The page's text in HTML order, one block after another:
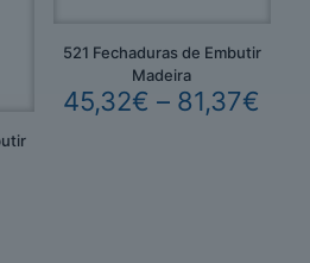
521 Fechaduras de Embutir
Madeira
45,32€ – 81,37€